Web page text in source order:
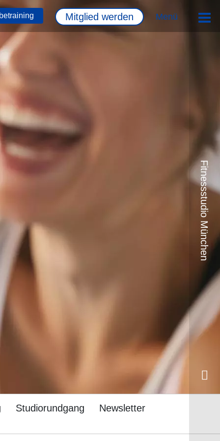
Menü
Mitglied werden
Fitnessstudio München
Studiorundgang Newsletter